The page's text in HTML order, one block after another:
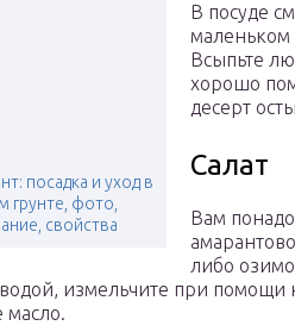
посадка и уход в
грунте, фото,
свойства
В посуде
маленьком
Всыпьте
хорошо
десерт
Салат
Вам
либо
измельчите при помощи
масло.